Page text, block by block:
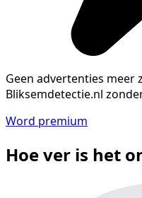
Geen advertenties meer
Bliksemdetectie.nl
Word premium
Hoe ver is het